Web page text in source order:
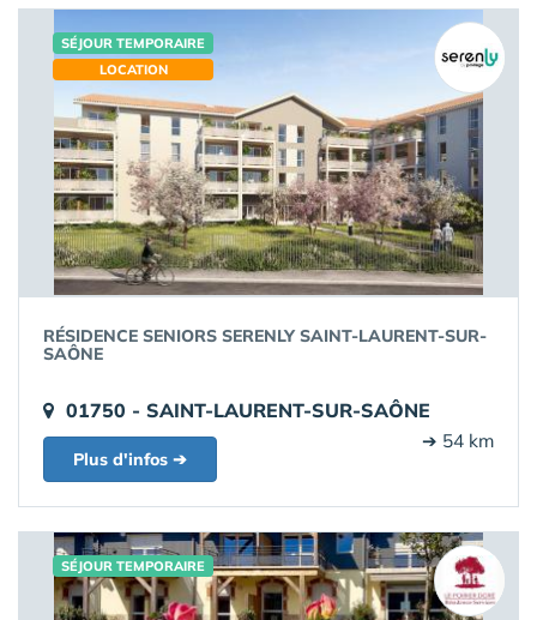
SÉJOUR TEMPORAIRE
LOCATION
RÉSIDENCE SENIORS SERENLY SAINT-LAURENT-SUR-
SAÔNE
01750 - SAINT-LAURENT-SUR-SAÔNE
➔ 54 km
Plus d'infos ➔
SÉJOUR TEMPORAIRE